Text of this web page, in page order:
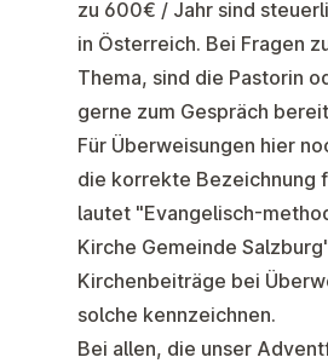
zu 600€ / Jahr sind
in Österreich. Bei Fragen
Thema, sind die Pastorin
gerne zum Gespräch
Für Überweisungen hier
die korrekte Bezeichnung
lautet "Evangelisch-
Kirche Gemeinde
Kirchenbeiträge bei
solche kennzeichnen.
Bei allen, die unser